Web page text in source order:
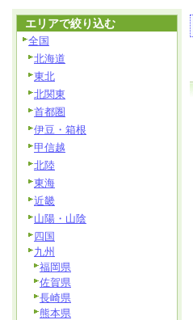
エリアで絞り込む
全国
北海道
東北
北関東
首都圏
伊豆・箱根
甲信越
北陸
東海
近畿
山陽・山陰
四国
九州
福岡県
佐賀県
長崎県
熊本県